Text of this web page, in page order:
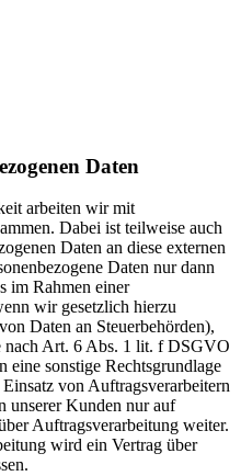
Daten
arbeiten wir mit
Dabei ist teilweise auch
Daten an diese externen
Daten nur dann
im Rahmen einer
wir gesetzlich hierzu
Daten an Steuerbehörden),
nach Art. 6 Abs. 1 lit. f DSGVO
eine sonstige Rechtsgrundlage
von Auftragsverarbeitern
unserer Kunden nur auf
Auftragsverarbeitung weiter.
wird ein Vertrag über